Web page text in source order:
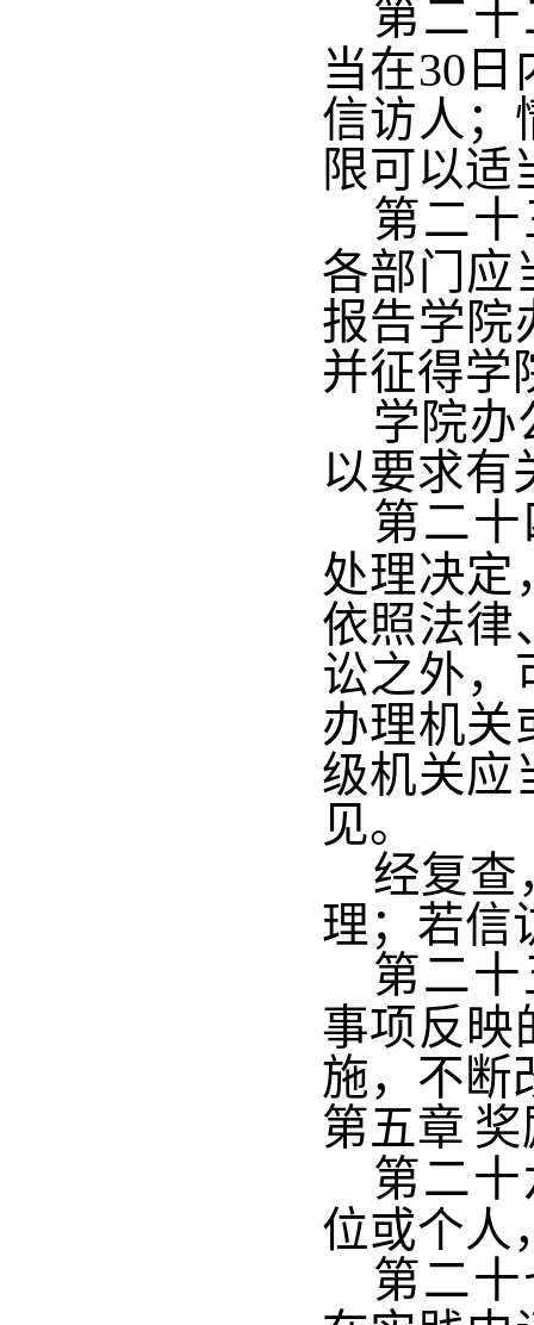
第二
当在30
信访人；
限可以适
第二
各部门应
报告学院
并征得学
学院办
以要求有
第二
处理决定
依照法律
讼之外，
办理机关
级机关应
见。
经复查
理；若信
第二
事项反映
施，不断
第五章
第二
位或个人
第二